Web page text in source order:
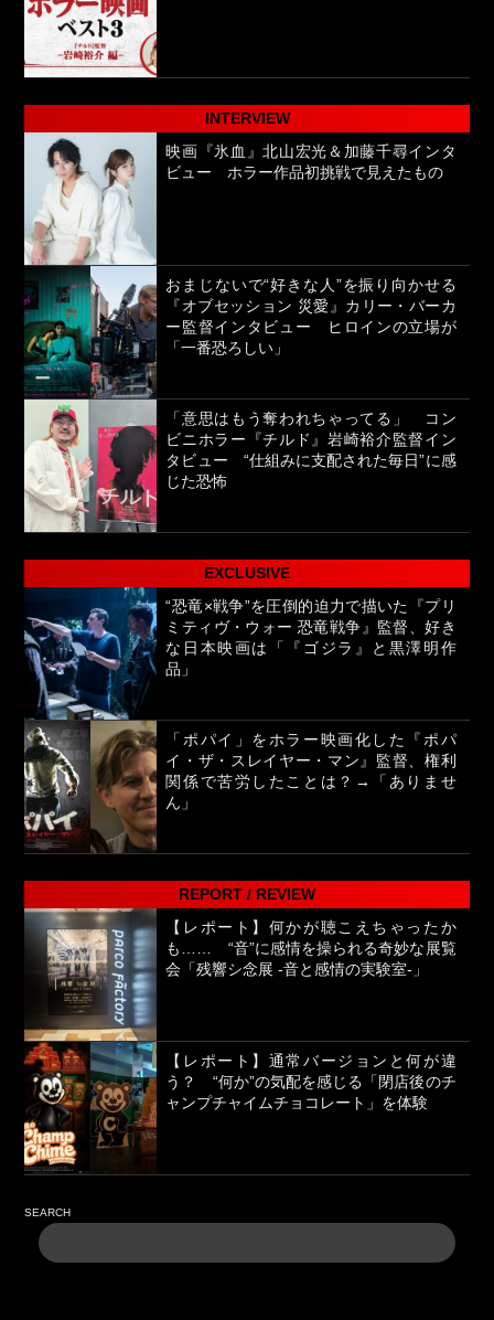
INTERVIEW
映画『氷血』北山宏光＆加藤千尋インタ
ビュー ホラー作品初挑戦で見えたもの
おまじないで“好きな人”を振り向かせる
『オブセッション 災愛』カリー・バーカ
ー監督インタビュー ヒロインの立場が
「一番恐ろしい」
「意思はもう奪われちゃってる」 コン
ビニホラー『チルド』岩崎裕介監督イン
タビュー “仕組みに支配された毎日”に感
じた恐怖
EXCLUSIVE
“恐竜×戦争”を圧倒的迫力で描いた『プリ
ミティヴ・ウォー 恐竜戦争』監督、好き
な日本映画は「『ゴジラ』と黒澤明作
品」
「ポパイ」をホラー映画化した『ポパ
イ・ザ・スレイヤー・マン』監督、権利
関係で苦労したことは？→「ありませ
ん」
REPORT / REVIEW
【レポート】何かが聴こえちゃったか
も…… “音”に感情を操られる奇妙な展覧
会「残響シ念展 -⾳と感情の実験室-」
【レポート】通常バージョンと何が違
う？ “何か”の気配を感じる「閉店後のチ
ャンプチャイムチョコレート」を体験
SEARCH